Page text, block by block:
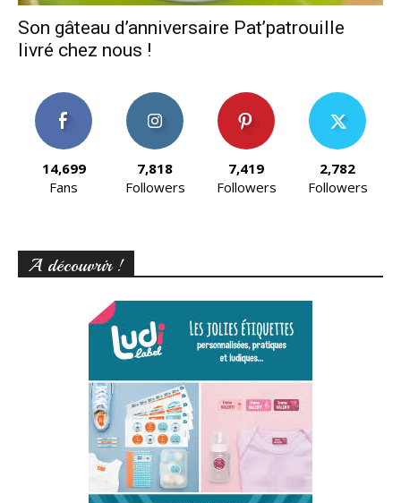
Son gâteau d’anniversaire Pat’patrouille
livré chez nous !
14,699
Fans
7,818
Followers
7,419
Followers
2,782
Followers
A découvrir !